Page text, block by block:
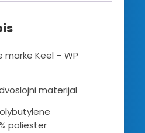
Keel – WP
materijal
poliester